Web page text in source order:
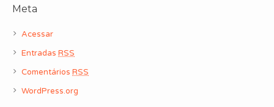
Meta
Acessar
EntradasRSS
ComentáriosRSS
WordPress.org